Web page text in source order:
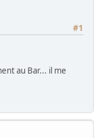
#1
au Bar... il me